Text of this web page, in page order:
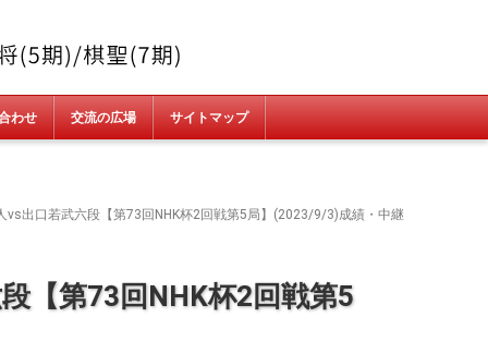
わせ 交流の広場 サイトマップ
vs出口若武六段【第73回NHK杯2回戦第5局】(2023/9/3)成績・中継
【第73回NHK杯2回戦第5